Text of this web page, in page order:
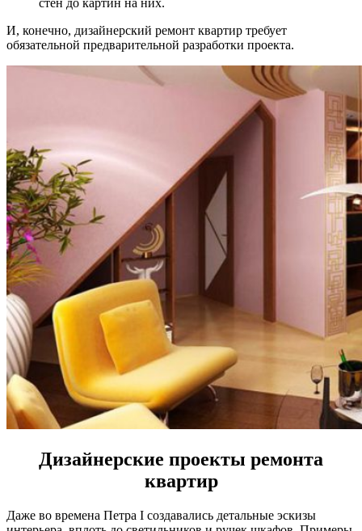
И, конечно, дизайнерский ремонт квартир требует
обязательной предварительной разработки проекта.
Дизайнерские проекты ремонта
квартир
Даже во времена Петра I создавались детальные эскизы